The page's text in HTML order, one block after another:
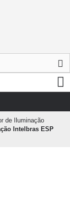
de Iluminação
Intelbras ESP